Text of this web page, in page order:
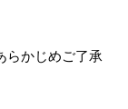
らかじめご了承